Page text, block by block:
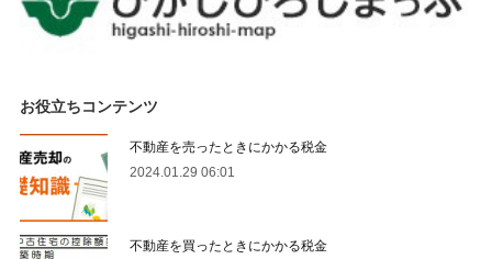
お役立ちコンテンツ
不動産を売ったときにかかる税金
2024.01.29 06:01
不動産を買ったときにかかる税金